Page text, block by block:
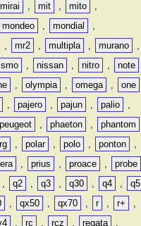
mirai , mit , mito
,
mondeo , mondial
,
, mr2 , multipla , murano
,
, nissan , nitro ,
note
, olympia , omega ,
one
, pajero , pajun , palio
,
peugeot , phaeton ,
phantom
, polar , polo , ponton
,
, prius , proace ,
probe
, q2 , q3 , q30 , q4 ,
q5
, qx50 , qx70 , r , r+
,
, rc , rcz , regata
,